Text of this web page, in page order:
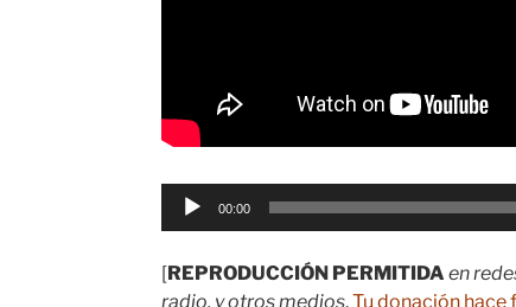
Reproductor
00:00
[REPRODUCCIÓN PERMITIDA en
radio, y otros medios.Tu donación hace